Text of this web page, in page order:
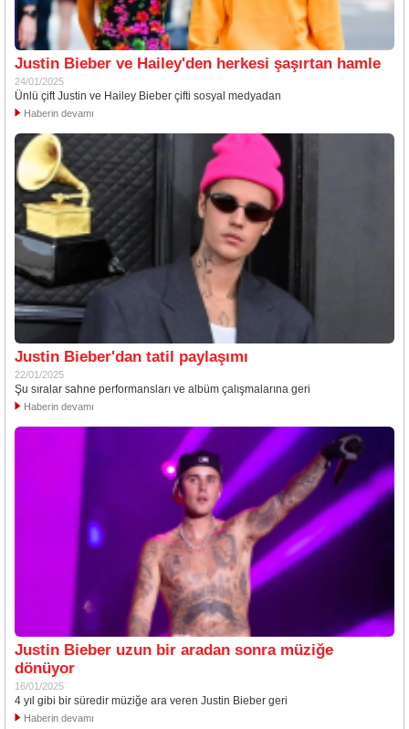
Justin Bieber ve Hailey'den herkesi şaşırtan hamle
24/01/2025
Ünlü çift Justin ve Hailey Bieber çifti sosyal medyadan
Haberin devamı
Justin Bieber'dan tatil paylaşımı
22/01/2025
Şu sıralar sahne performansları ve albüm çalışmalarına geri
Haberin devamı
Justin Bieber uzun bir aradan sonra müziğe
dönüyor
16/01/2025
4 yıl gibi bir süredir müziğe ara veren Justin Bieber geri
Haberin devamı